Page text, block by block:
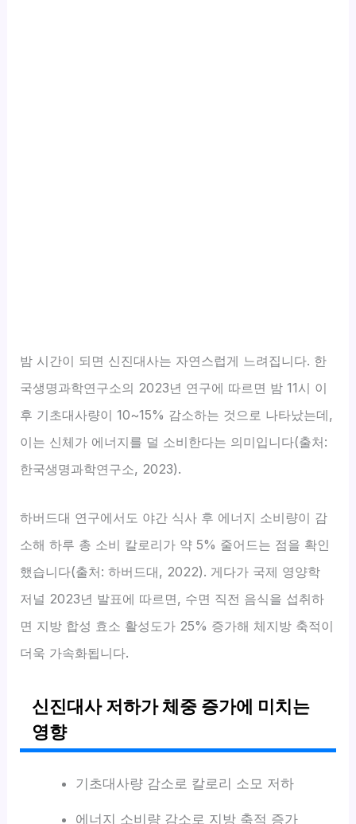
밤 시간이 되면 신진대사는 자연스럽게 느려집니다. 한
국생명과학연구소의 2023년 연구에 따르면 밤 11시 이
후 기초대사량이 10~15% 감소하는 것으로 나타났는데,
이는 신체가 에너지를 덜 소비한다는 의미입니다(출처:
한국생명과학연구소, 2023).
하버드대 연구에서도 야간 식사 후 에너지 소비량이 감
소해 하루 총 소비 칼로리가 약 5% 줄어드는 점을 확인
했습니다(출처: 하버드대, 2022). 게다가 국제 영양학
저널 2023년 발표에 따르면, 수면 직전 음식을 섭취하
면 지방 합성 효소 활성도가 25% 증가해 체지방 축적이
더욱 가속화됩니다.
신진대사 저하가 체중 증가에 미치는
영향
기초대사량 감소로 칼로리 소모 저하
에너지 소비량 감소로 지방 축적 증가